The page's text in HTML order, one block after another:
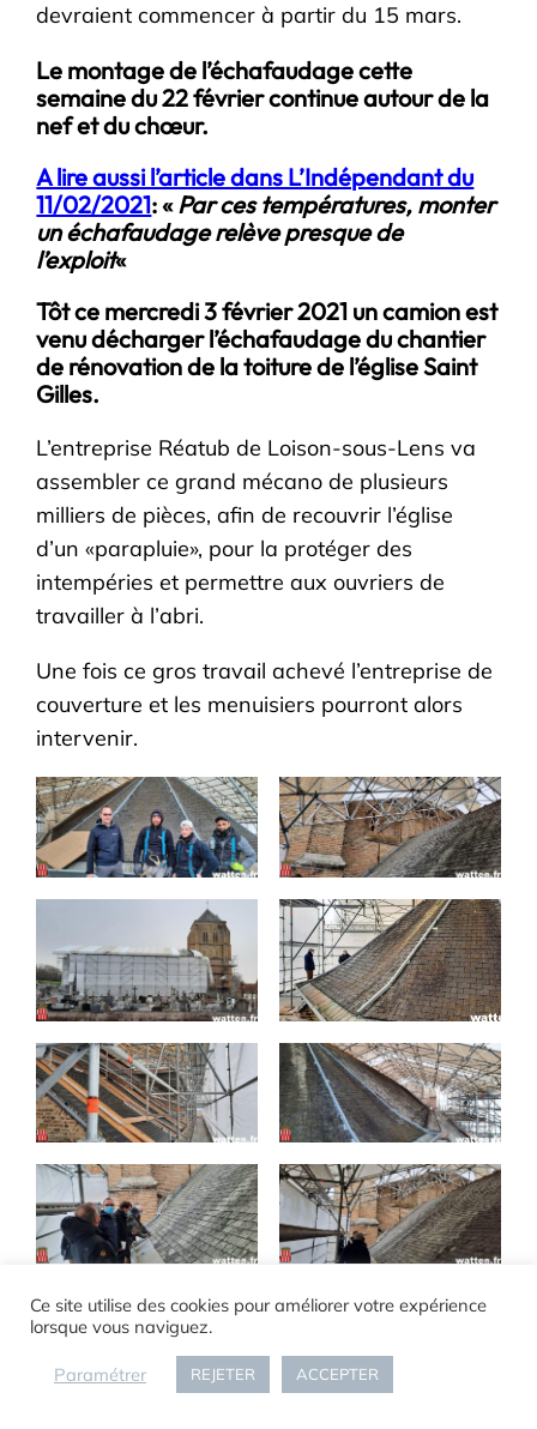
devraient commencer à partir du 15 mars.
Le montage de l’échafaudage cette
semaine du 22 février continue autour de la
nef et du chœur.
A lire aussi l’article dans L’Indépendant du
11/02/2021: «Par ces températures, monter
un échafaudage relève presque de
l’exploit«
Tôt ce mercredi 3 février 2021 un camion est
venu décharger l’échafaudage du chantier
de rénovation de la toiture de l’église Saint
Gilles.
L’entreprise Réatub de Loison-sous-Lens va
assembler ce grand mécano de plusieurs
milliers de pièces, afin de recouvrir l’église
d’un «parapluie», pour la protéger des
intempéries et permettre aux ouvriers de
travailler à l’abri.
Une fois ce gros travail achevé l’entreprise de
couverture et les menuisiers pourront alors
intervenir.
Ce site utilise des cookies pour améliorer votre expérience
lorsque vous naviguez.
Paramétrer REJETER ACCEPTER